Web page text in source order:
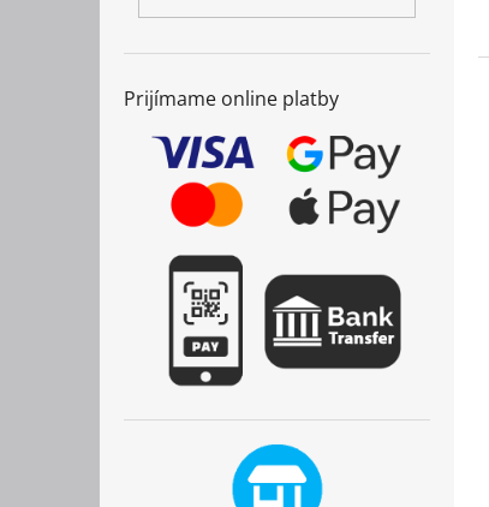
Prijímame online platby